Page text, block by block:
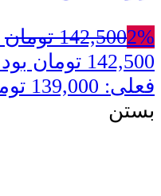
2%
142,500 تومان
142,500 تومان بود.
فعلی: 139,000 تومان.
بستن